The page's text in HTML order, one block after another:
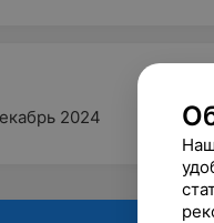
2024